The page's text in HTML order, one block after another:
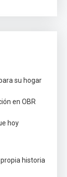
su hogar
en OBR
hoy
historia